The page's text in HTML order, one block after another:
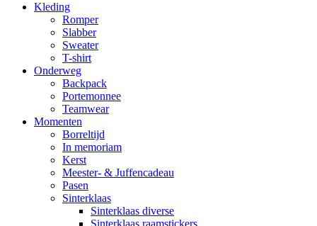
Kleding
Romper
Slabber
Sweater
T-shirt
Onderweg
Backpack
Portemonnee
Teamwear
Momenten
Borreltijd
In memoriam
Kerst
Meester- & Juffencadeau
Pasen
Sinterklaas
Sinterklaas diverse